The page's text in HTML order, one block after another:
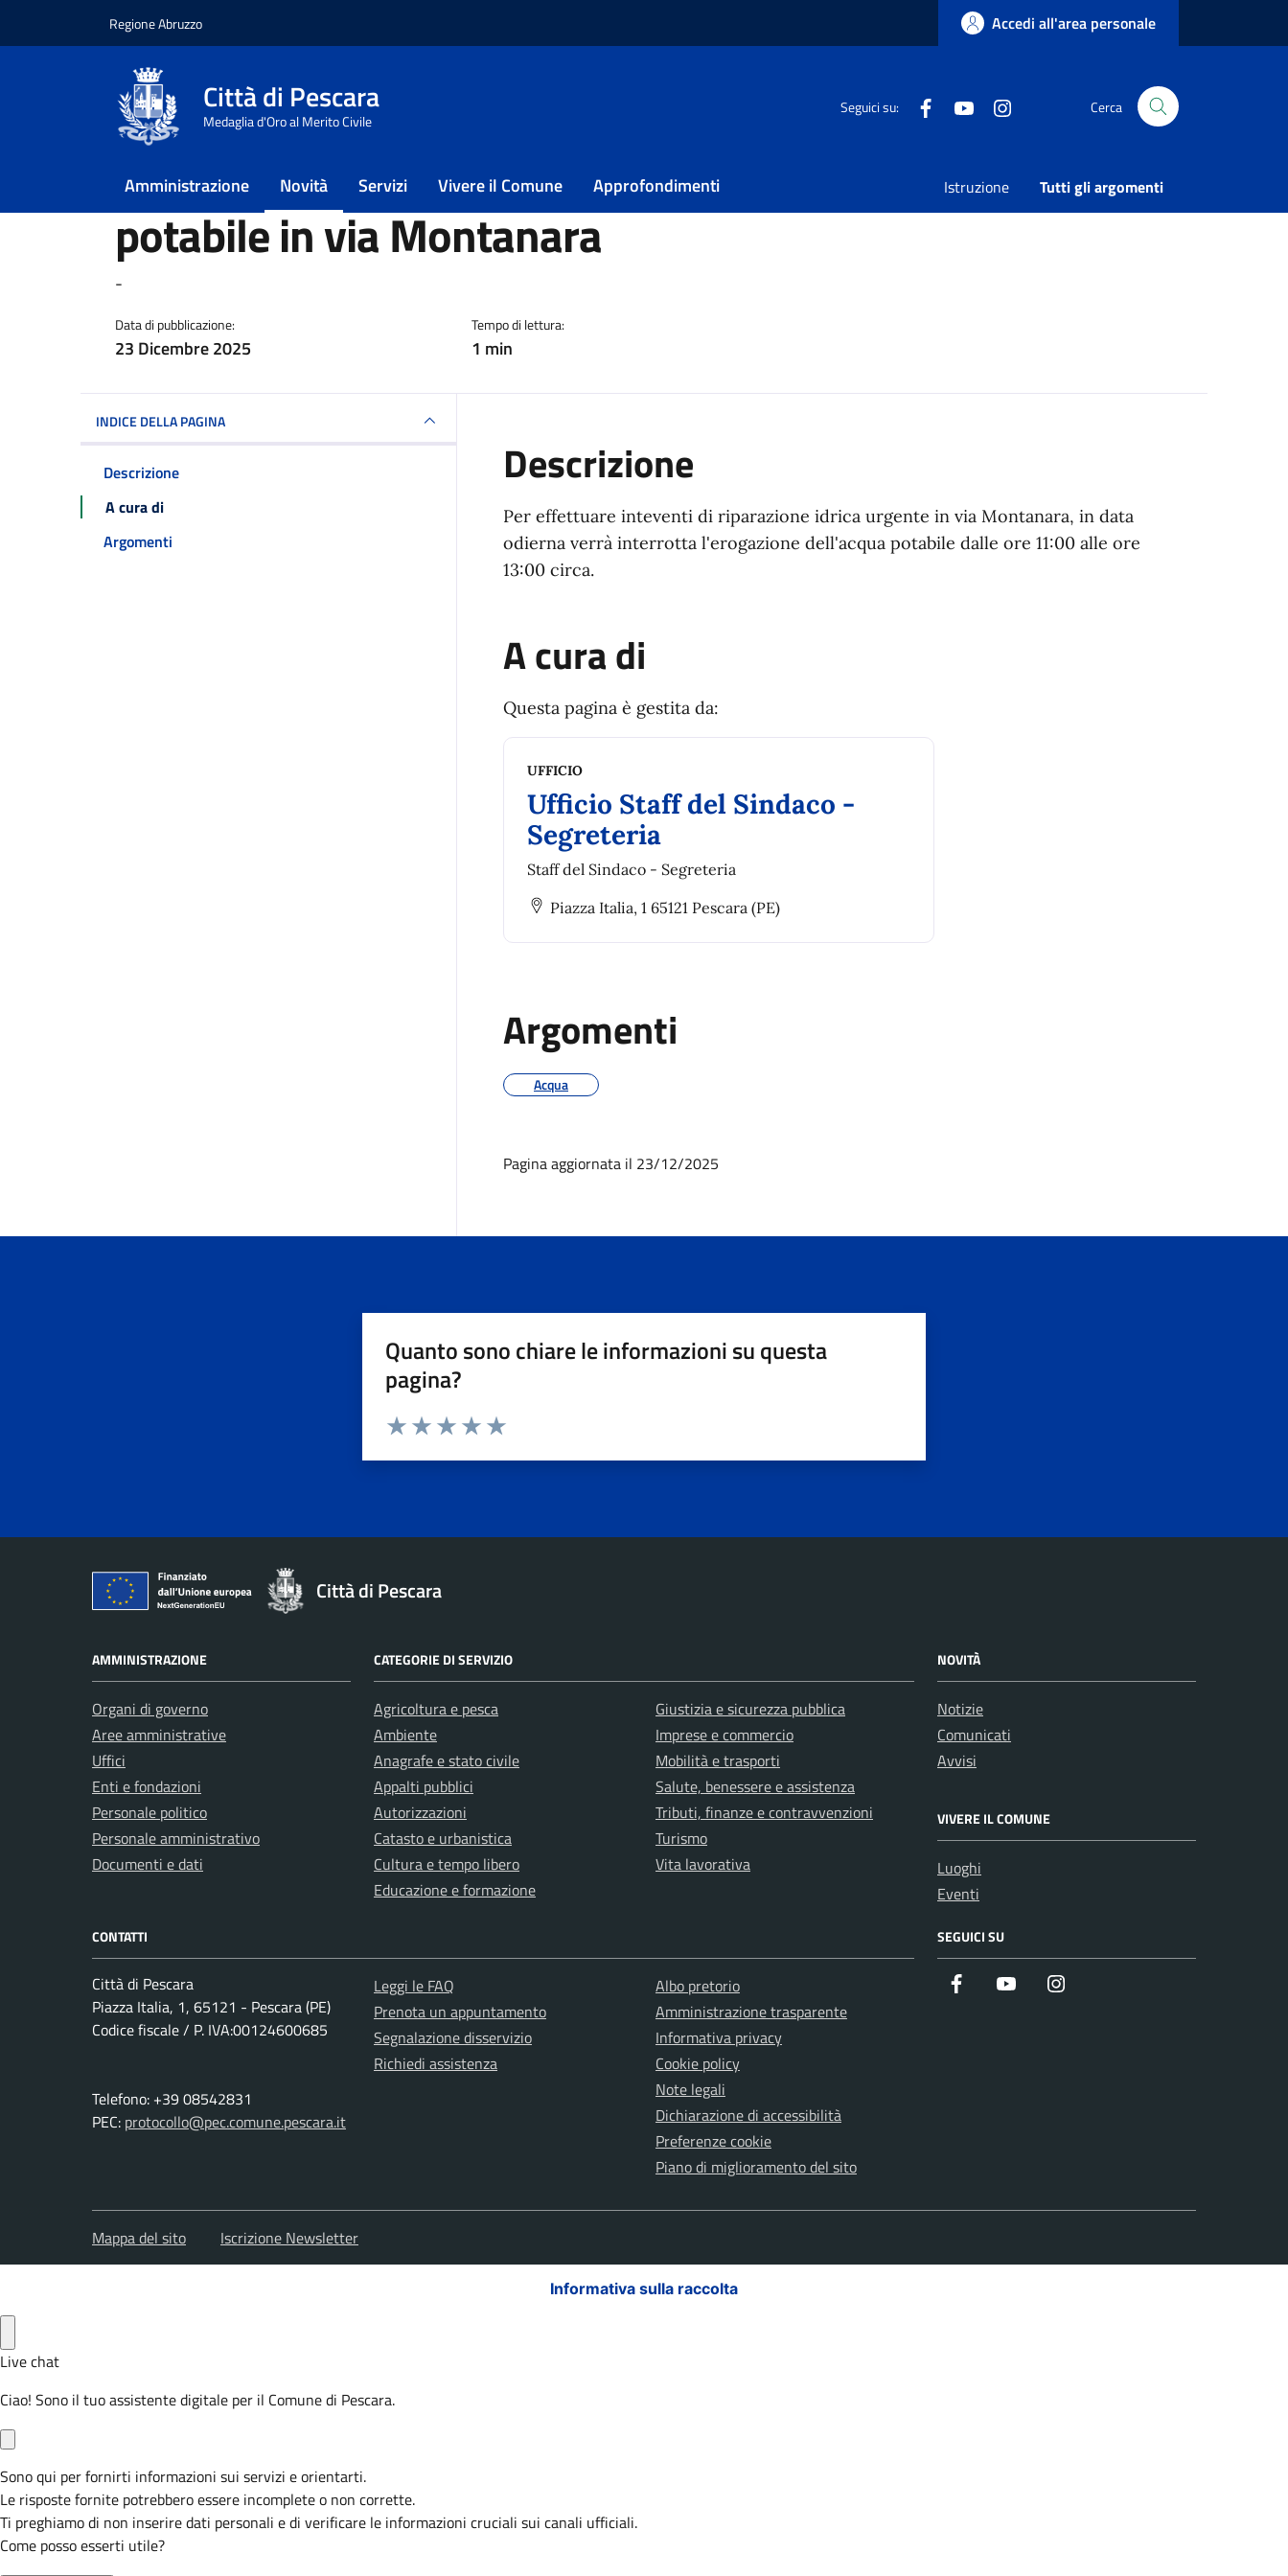
Regione Abruzzo Accedi all'area personale
Città di Pescara
Medaglia d'Oro al Merito Civile
Seguici su: FacebookYoutube Cerca
Amministrazione Novità Servizi Vivere il Comune Approfondimenti Istruzione Tutti gli argomenti
Home / Novità / Notizie / Interruzione erogazione acqua potabile in via Montanara
Interruzione erogazione acqua
potabile in via Montanara
Dettagli della notizia
-
Data di pubblicazione:
23 Dicembre 2025
Tempo di lettura:
1 min
INDICE DELLA PAGINA
Descrizione
A cura di
Argomenti
Descrizione
Per effettuare inteventi di riparazione idrica urgente in via Montanara, in data
odierna verrà interrotta l'erogazione dell'acqua potabile dalle ore 11:00 alle ore
13:00 circa.
A cura di
Questa pagina è gestita da:
UFFICIO
Ufficio Staff del Sindaco -
Segreteria
Staff del Sindaco - Segreteria
Piazza Italia, 1 65121 Pescara (PE)
Argomenti
Acqua
Pagina aggiornata il 23/12/2025
Quanto sono chiare le informazioni su questa
pagina?
Città di Pescara
AMMINISTRAZIONE
Organi di governo
Aree amministrative
Uffici
Enti e fondazioni
Personale politico
Personale amministrativo
Documenti e dati
CATEGORIE DI SERVIZIO
Agricoltura e pesca
Ambiente
Anagrafe e stato civile
Appalti pubblici
Autorizzazioni
Catasto e urbanistica
Cultura e tempo libero
Educazione e formazione
Giustizia e sicurezza pubblica
Imprese e commercio
Mobilità e trasporti
Salute, benessere e assistenza
Tributi, finanze e contravvenzioni
Turismo
Vita lavorativa
NOVITÀ
Notizie
Comunicati
Avvisi
VIVERE IL COMUNE
Luoghi
Eventi
CONTATTI
Città di Pescara
Piazza Italia, 1, 65121 - Pescara (PE)
Codice fiscale / P. IVA:00124600685
Telefono: +39 08542831
PEC: protocollo@pec.comune.pescara.it
Leggi le FAQ
Prenota un appuntamento
Segnalazione disservizio
Richiedi assistenza
Albo pretorio
Amministrazione trasparente
Informativa privacy
Cookie policy
Note legali
Dichiarazione di accessibilità
Preferenze cookie
Piano di miglioramento del sito
SEGUICI SU
Facebook Youtube
Mappa del sito Iscrizione Newsletter
Informativa sulla raccolta